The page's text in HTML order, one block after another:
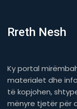
Rreth Nesh
Ky portal
materialet dhe
të kopjohen,
mënyre tjetër për